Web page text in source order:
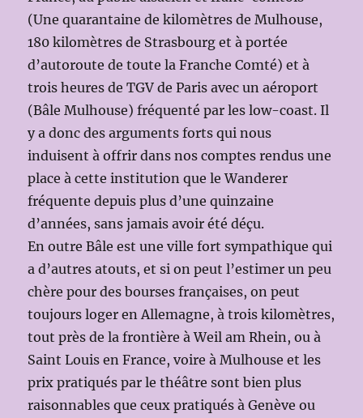
(Une quarantaine de kilomètres de Mulhouse,
180 kilomètres de Strasbourg et à portée
d’autoroute de toute la Franche Comté) et à
trois heures de TGV de Paris avec un aéroport
(Bâle Mulhouse) fréquenté par les low-coast. Il
y a donc des arguments forts qui nous
induisent à offrir dans nos comptes rendus une
place à cette institution que le Wanderer
fréquente depuis plus d’une quinzaine
d’années, sans jamais avoir été déçu.
En outre Bâle est une ville fort sympathique qui
a d’autres atouts, et si on peut l’estimer un peu
chère pour des bourses françaises, on peut
toujours loger en Allemagne, à trois kilomètres,
tout près de la frontière à Weil am Rhein, ou à
Saint Louis en France, voire à Mulhouse et les
prix pratiqués par le théâtre sont bien plus
raisonnables que ceux pratiqués à Genève ou